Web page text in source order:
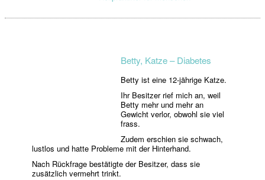
Betty, Katze – Diabetes
Betty ist eine 12-jährige Katze.
Ihr Besitzer rief mich an, weil
Betty mehr und mehr an
Gewicht verlor, obwohl sie viel
frass.
Zudem erschien sie schwach,
lustlos und hatte Probleme mit der Hinterhand.
Nach Rückfrage bestätigte der Besitzer, dass sie
zusätzlich vermehrt trinkt.